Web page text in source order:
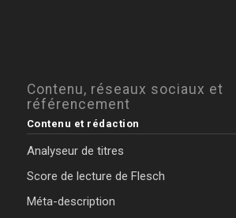
Contenu, réseaux sociaux et
référencement
Contenu et rédaction
Analyseur de titres
Score de lecture de Flesch
Méta-description